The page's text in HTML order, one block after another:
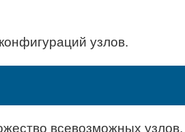
узлов.
всевозможных